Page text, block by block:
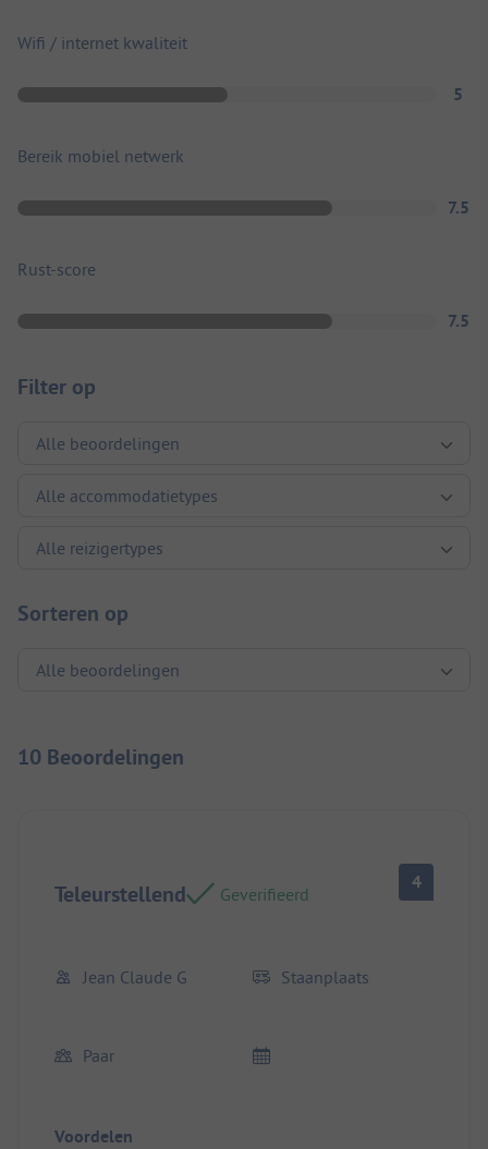
Wifi / internet kwaliteit
5
Bereik mobiel netwerk
7.5
Rust-score
7.5
Filter op
Sorteren op
10 Beoordelingen
Teleurstellend Geverifieerd
4
Jean Claude G Staanplaats
Paar
Voordelen